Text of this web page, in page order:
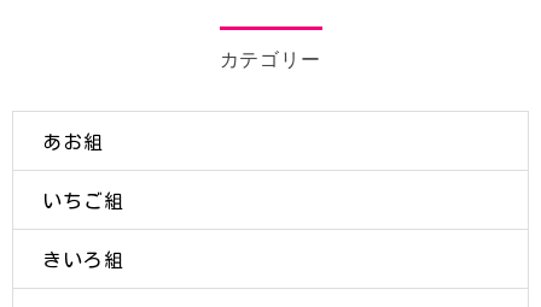
カテゴリー
あお組
いちご組
きいろ組